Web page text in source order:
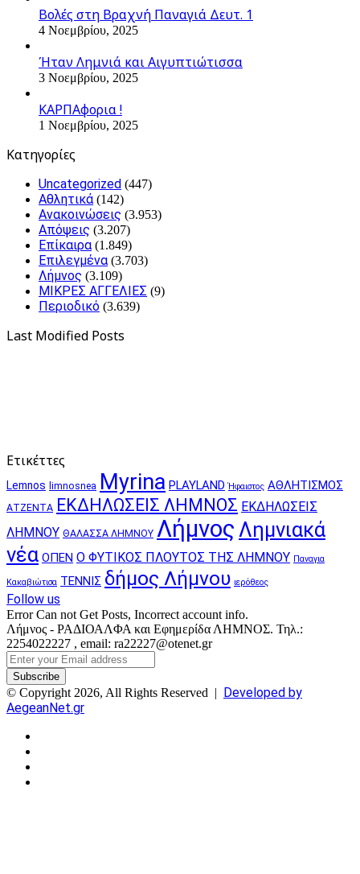
Βολές στη Βραχνή Παναγιά Δευτ. 1
4 Νοεμβρίου, 2025
Ήταν Λημνιά και Αιγυπτιώτισσα
3 Νοεμβρίου, 2025
ΚΑΡΠΑφορια !
1 Νοεμβρίου, 2025
Kατηγορίες
Uncategorized (447)
Αθλητικά (142)
Ανακοινώσεις (3.953)
Απόψεις (3.207)
Επίκαιρα (1.849)
Επιλεγμένα (3.703)
Λήμνος (3.109)
ΜΙΚΡΕΣ ΑΓΓΕΛΙΕΣ (9)
Περιοδικό (3.639)
Last Modified Posts
Ετικέττες
Lemnos limnosnea Myrina PLAYLAND Ήφαιστος ΑΘΛΗΤΙΣΜΟΣ
ΑΤΖΕΝΤΑ ΕΚΔΗΛΩΣΕΙΣ ΛΗΜΝΟΣ ΕΚΔΗΛΩΣΕΙΣ
ΛΗΜΝΟΥ ΘΑΛΑΣΣΑ ΛΗΜΝΟΥ Λήμνος Λημνιακά
νέα ΟΠΕΝ Ο ΦΥΤΙΚΟΣ ΠΛΟΥΤΟΣ ΤΗΣ ΛΗΜΝΟΥ Παναγια
Κακαβιώτισα ΤΕΝΝΙΣ δήμος Λήμνου ιερόθεος
Follow us
Error Can not Get Posts, Incorrect account info.
Λήμνος - ΡΑΔΙΟΑΛΦΑ και Εφημερίδα ΛΗΜΝΟΣ. Τηλ.:
2254022227 , email: ra22227@otenet.gr
Enter
your
Email
address
© Copyright 2026, All Rights Reserved | Developed by
AegeanNet.gr